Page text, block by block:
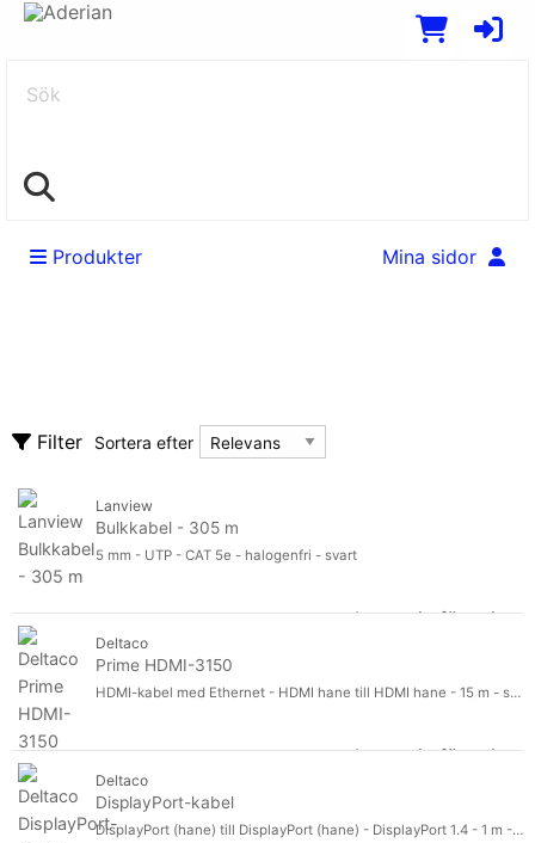
Produkter Mina sidor
Adaptrar & könsbytare
Tillverkare
Tillverkare
MicroConnect
Secomp
Black Box 2695
Visa fler
Designat för
Designat för
Lenovo ThinkAgile HX2320 Appliance 7X83
58
Visa fler
Produktlinje
Produktlinje
Filter Sortera efter
Sortera efter
Lanview
Bulkkabel - 305 m
5 mm - UTP - CAT 5e - halogenfri - svart
Logga in för pris
Deltaco
Prime HDMI-3150
HDMI-kabel med Ethernet - HDMI hane till HDMI hane - 15 m - svart - stöd för 4K, aktiv
Logga in för pris
Deltaco
DisplayPort-kabel
DisplayPort (hane) till DisplayPort (hane) - DisplayPort 1.4 - 1 m - 8K60 Hz (7680 x 4320) stöd, upp till 32,4 Gbps datahastighet - svart